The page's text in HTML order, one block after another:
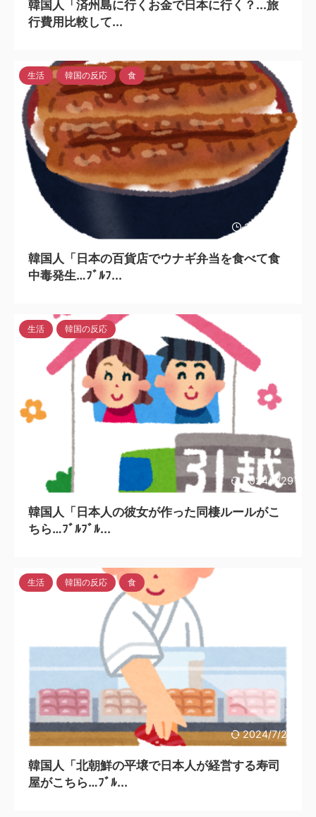
韓国人「済州島に行くお金で日本に行く？...旅
行費用比較して...
2024/7/31
生活 韓国の反応 食
韓国人「日本の百貨店でウナギ弁当を食べて食
中毒発生…ﾌﾞﾙﾌ...
2024/7/29
生活 韓国の反応
韓国人「日本人の彼女が作った同棲ルールがこ
ちら…ﾌﾞﾙﾌﾞﾙ...
2024/7/29
生活 韓国の反応 食
韓国人「北朝鮮の平壌で日本人が経営する寿司
屋がこちら…ﾌﾞﾙ...